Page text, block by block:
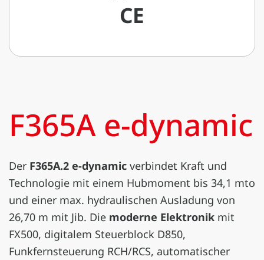
CE
F365A e-dynamic
Der F365A.2 e-dynamic verbindet Kraft und
Technologie mit einem Hubmoment bis 34,1 mto
und einer max. hydraulischen Ausladung von
26,70 m mit Jib. Die moderne Elektronik mit
FX500, digitalem Steuerblock D850,
Funkfernsteuerung RCH/RCS, automatischer